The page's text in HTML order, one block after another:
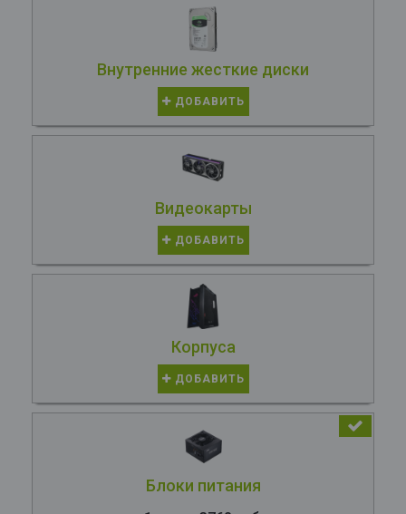
Внутренние жесткие диски
ДОБАВИТЬ
Видеокарты
ДОБАВИТЬ
Корпуса
ДОБАВИТЬ
Блоки питания